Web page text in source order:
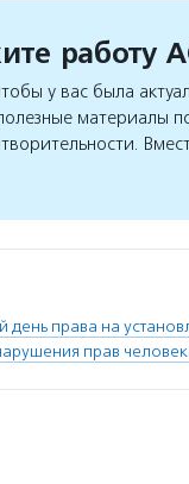
работу
у вас была
материалы
права на
прав